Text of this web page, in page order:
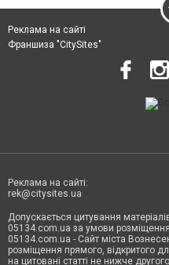
Реклама на сайті
Франшиза "CitySites"
Реклама на сайті:
rek@citysites.ua
Допускається цитування
05134.com.ua за умови
05134.com.ua - Сайт міста
розміщення прямого, відкритого
на цитовані статті не нижче